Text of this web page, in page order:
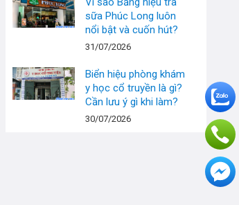
sữa Phúc Long luôn
nổi bật và cuốn hút?
31/07/2026
Biển hiệu phòng khám
y học cổ truyền là gì?
Cần lưu ý gì khi làm?
30/07/2026